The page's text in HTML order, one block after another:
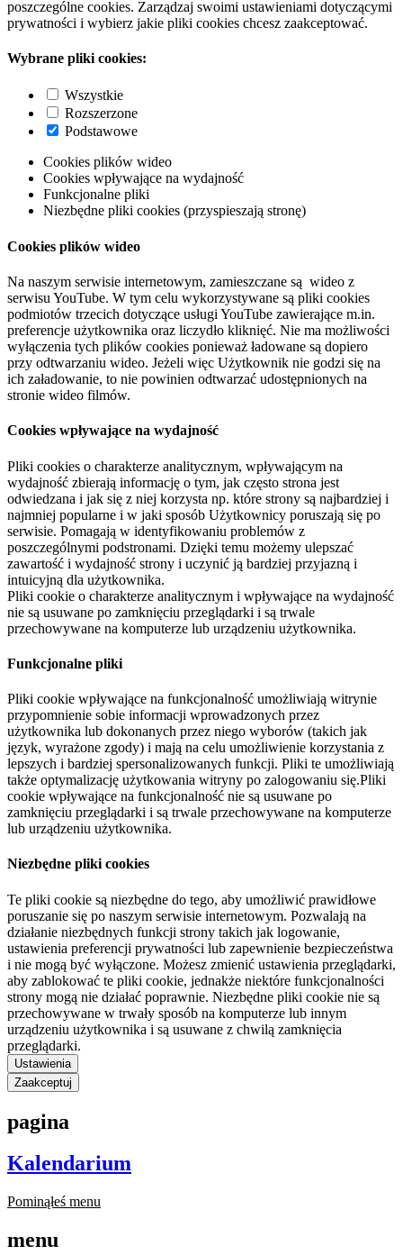
poszczególne cookies. Zarządzaj swoimi ustawieniami dotyczącymi
prywatności i wybierz jakie pliki cookies chcesz zaakceptować.
Wybrane pliki cookies:
Wszystkie
Rozszerzone
Podstawowe
Cookies plików wideo
Cookies wpływające na wydajność
Funkcjonalne pliki
Niezbędne pliki cookies (przyspieszają stronę)
Cookies plików wideo
Na naszym serwisie internetowym, zamieszczane są wideo z
serwisu YouTube. W tym celu wykorzystywane są pliki cookies
podmiotów trzecich dotyczące usługi YouTube zawierające m.in.
preferencje użytkownika oraz liczydło kliknięć. Nie ma możliwości
wyłączenia tych plików cookies ponieważ ładowane są dopiero
przy odtwarzaniu wideo. Jeżeli więc Użytkownik nie godzi się na
ich załadowanie, to nie powinien odtwarzać udostępnionych na
stronie wideo filmów.
Cookies wpływające na wydajność
Pliki cookies o charakterze analitycznym, wpływającym na
wydajność zbierają informację o tym, jak często strona jest
odwiedzana i jak się z niej korzysta np. które strony są najbardziej i
najmniej popularne i w jaki sposób Użytkownicy poruszają się po
serwisie. Pomagają w identyfikowaniu problemów z
poszczególnymi podstronami. Dzięki temu możemy ulepszać
zawartość i wydajność strony i uczynić ją bardziej przyjazną i
intuicyjną dla użytkownika.
Pliki cookie o charakterze analitycznym i wpływające na wydajność
nie są usuwane po zamknięciu przeglądarki i są trwale
przechowywane na komputerze lub urządzeniu użytkownika.
Funkcjonalne pliki
Pliki cookie wpływające na funkcjonalność umożliwiają witrynie
przypomnienie sobie informacji wprowadzonych przez
użytkownika lub dokonanych przez niego wyborów (takich jak
język, wyrażone zgody) i mają na celu umożliwienie korzystania z
lepszych i bardziej spersonalizowanych funkcji. Pliki te umożliwiają
także optymalizację użytkowania witryny po zalogowaniu się.Pliki
cookie wpływające na funkcjonalność nie są usuwane po
zamknięciu przeglądarki i są trwale przechowywane na komputerze
lub urządzeniu użytkownika.
Niezbędne pliki cookies
Te pliki cookie są niezbędne do tego, aby umożliwić prawidłowe
poruszanie się po naszym serwisie internetowym. Pozwalają na
działanie niezbędnych funkcji strony takich jak logowanie,
ustawienia preferencji prywatności lub zapewnienie bezpieczeństwa
i nie mogą być wyłączone. Możesz zmienić ustawienia przeglądarki,
aby zablokować te pliki cookie, jednakże niektóre funkcjonalności
strony mogą nie działać poprawnie. Niezbędne pliki cookie nie są
przechowywane w trwały sposób na komputerze lub innym
urządzeniu użytkownika i są usuwane z chwilą zamknięcia
przeglądarki.
Ustawienia
Zaakceptuj
pagina
Kalendarium
Pominąłeś menu
menu